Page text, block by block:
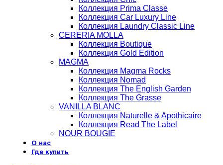
Коллекция Prima Classe
Коллекция Car Luxury Line
Коллекция Laundry Classic Line
CERERIA MOLLA
Коллекция Boutique
Коллекция Gold Edition
MAGMA
Коллекция Magma Rocks
Коллекция Nomad
Коллекция The English Garden
Коллекция The Grasse
VANILLA BLANC
Коллекция Naturelle & Apothicaire
Коллекция Read The Label
NOUR BOUGIE
О нас
Где купить